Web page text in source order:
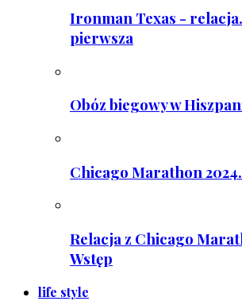
Ironman Texas -
pierwsza
Obóz biegowy w
Chicago Marathon
Relacja z Chicago
Wstęp
life style